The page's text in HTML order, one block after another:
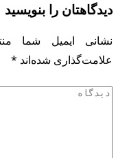
را بنویسید
ایمیل شما
شده‌اند*